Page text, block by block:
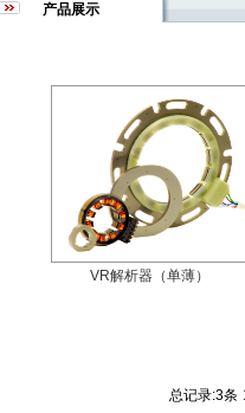
产品展示
VR解析器（单薄）
总记录:3条